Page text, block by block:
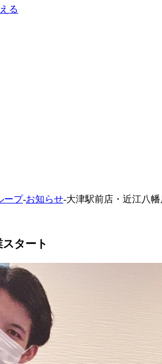
ープ-お知らせ-大津駅前店・近江八
タート